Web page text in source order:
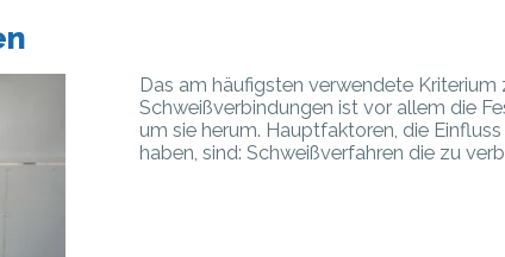
Das am häufigsten verwendete
Schweißverbindungen ist vor allem die
um sie herum. Hauptfaktoren, die
haben, sind: Schweißverfahren die zu